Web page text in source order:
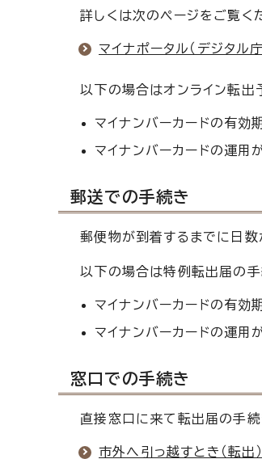
詳しくは次のページをご覧く
マイナポータル（デジタル庁
以下の場合はオンライン転出
マイナンバーカードの有効
マイナンバーカードの運用
郵送での手続き
郵便物が到着するまでに日数
以下の場合は特例転出届の手
マイナンバーカードの有効
マイナンバーカードの運用
窓口での手続き
直接窓口に来て転出届の手続
市外へ引っ越すとき（転出）